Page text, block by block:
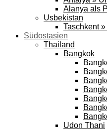
Alanya als
Usbekistan
Taschkent
Südostasien
Thailand
Bangkok
Udon Thani